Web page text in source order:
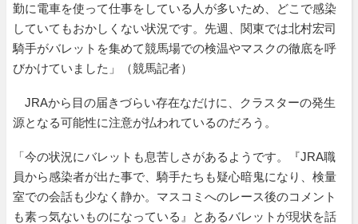
勤に電車を使って仕事をしている人が多いため、どこで感染
していてもおかしくない状況です。先週、関東では北村宏司
騎手がバレットを集めて競馬場での検温やマスクの徹底を呼
びかけていました」（競馬記者）
JRAから目の届きづらい存在なだけに、クラスターの発生
源となる可能性に注意が払われているのだろう。
「今の状況にバレットも息苦しさがあるようです。『JRA職
員から感染者が出た事で、騎手たちも疑心暗鬼になり、検量
室での会話も少なく静か。マスコミへのレース後のコメント
も素っ気ないものになっている』とあるバレットが現状を話